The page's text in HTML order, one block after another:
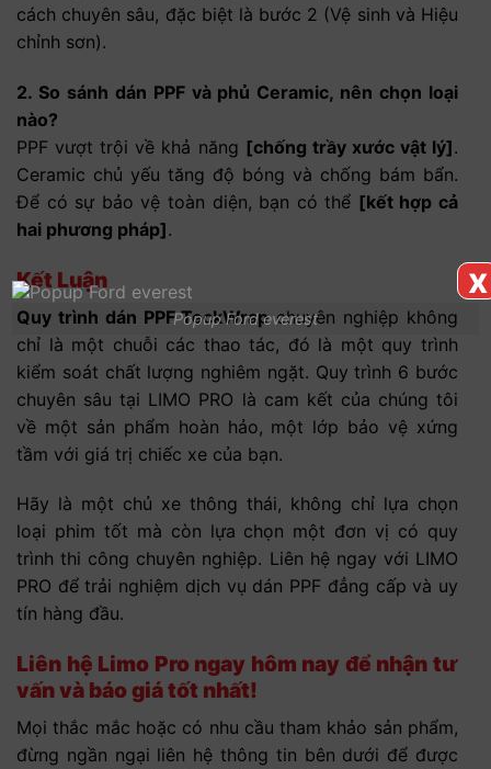
cách chuyên sâu, đặc biệt là bước 2 (Vệ sinh và Hiệu
chỉnh sơn).
2. So sánh dán PPF và phủ Ceramic, nên chọn loại
nào?
PPF vượt trội về khả năng [chống trầy xước vật lý].
Ceramic chủ yếu tăng độ bóng và chống bám bẩn.
Để có sự bảo vệ toàn diện, bạn có thể [kết hợp cả
hai phương pháp].
Kết Luận
Quy trình dán PPF TeckWrapchuyên nghiệp không
chỉ là một chuỗi các thao tác, đó là một quy trình
kiểm soát chất lượng nghiêm ngặt. Quy trình 6 bước
chuyên sâu tại LIMO PRO là cam kết của chúng tôi
về một sản phẩm hoàn hảo, một lớp bảo vệ xứng
tầm với giá trị chiếc xe của bạn.
Hãy là một chủ xe thông thái, không chỉ lựa chọn
loại phim tốt mà còn lựa chọn một đơn vị có quy
trình thi công chuyên nghiệp. Liên hệ ngay với LIMO
PRO để trải nghiệm dịch vụ dán PPF đẳng cấp và uy
tín hàng đầu.
Liên hệ Limo Pro ngay hôm nay để nhận tư
vấn và báo giá tốt nhất!
Mọi thắc mắc hoặc có nhu cầu tham khảo sản phẩm,
đừng ngần ngại liên hệ thông tin bên dưới để được
Popup Ford everest
x